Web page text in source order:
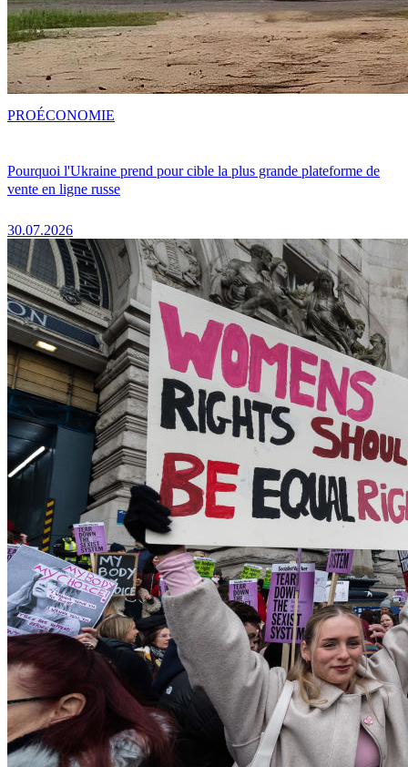
Pourquoi l'Ukraine prend pour cible la plus grande plateforme de
vente en ligne russe
30.07.2026
PROÉCONOMIE